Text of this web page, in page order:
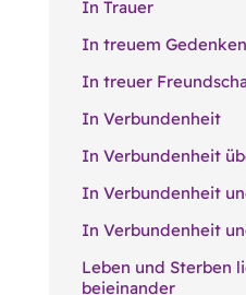
In Trauer
In treuem Gedenken
In treuer
In Verbundenheit
In Verbundenheit
In Verbundenheit
In Verbundenheit
Leben und Sterben
beieinander